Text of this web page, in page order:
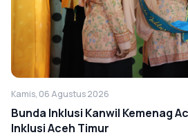
Kamis, 06 Agustus 2026
Bunda Inklusi Kanwil Kemenag
Inklusi Aceh Timur